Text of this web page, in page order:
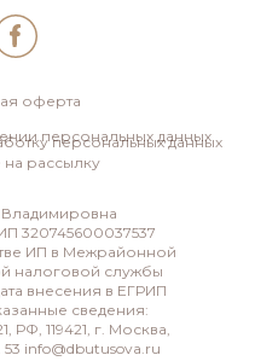
320745600037537
ИП в Межрайонной
налоговой службы
внесения в ЕГРИП
сведения:
РФ, 119421, г. Москва,
info@dbutusova.ru
на рассылку
персональных данных
персональных данных
оферта